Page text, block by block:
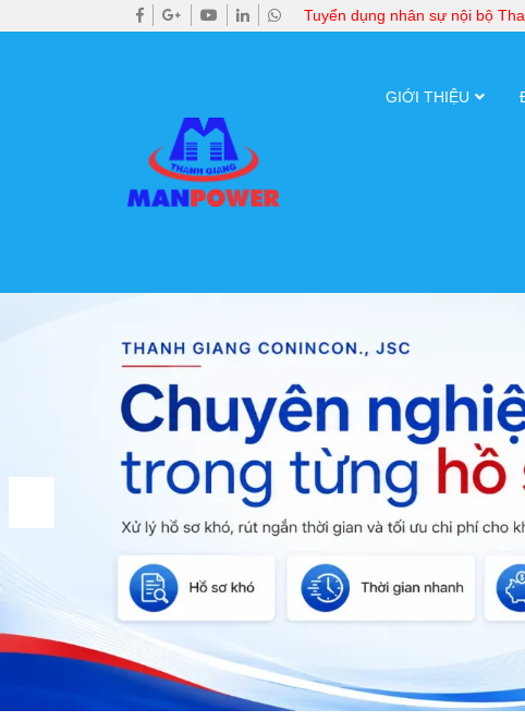
Tuyển dụng nhân sự nội bộ
GIỚI THIỆU